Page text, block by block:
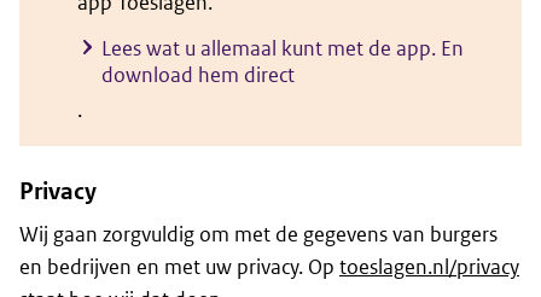
Lees wat u allemaal kunt met de app. En
download hem direct
.
Privacy
Wij gaan zorgvuldig om met de gegevens van burgers
en bedrijven en met uw privacy. Op toeslagen.nl/privacy